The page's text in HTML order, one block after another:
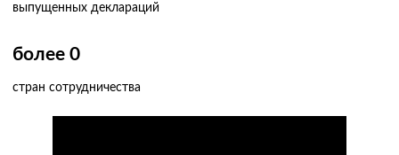
выпущенных деклараций
более 0
стран сотрудничества